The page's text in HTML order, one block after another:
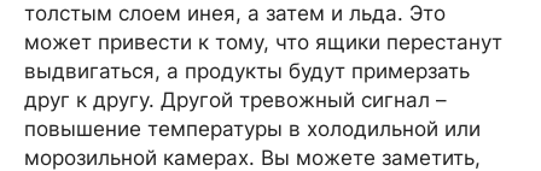
толстым слоем инея, а затем и льда. Это
может привести к тому, что ящики перестанут
выдвигаться, а продукты будут примерзать
друг к другу. Другой тревожный сигнал –
повышение температуры в холодильной или
морозильной камерах. Вы можете заметить,